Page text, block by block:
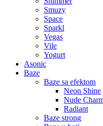
Smuzy
Space
Sparkl
Vegas
Vile
Yogurt
Asonic
Baze
Baze sa efektom
Neon Shine
Nude
Radiant
Baze strong